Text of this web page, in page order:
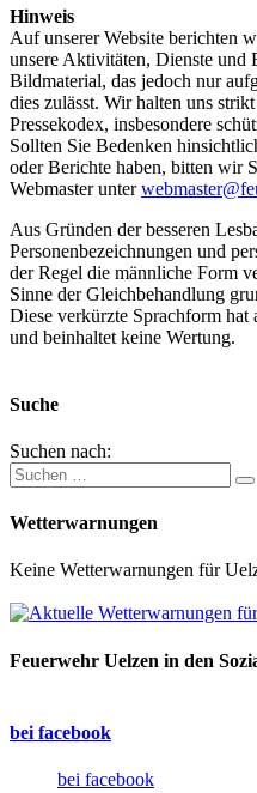
Hinweis
Auf unserer Website berichten
unsere Aktivitäten, Dienste und
Bildmaterial, das jedoch nur
dies zulässt. Wir halten uns
Pressekodex, insbesondere
Sollten Sie Bedenken
oder Berichte haben, bitten wir
Webmaster unter
Aus Gründen der besseren
Personenbezeichnungen und
der Regel die männliche Form
Sinne der Gleichbehandlung
Diese verkürzte Sprachform
und beinhaltet keine Wertung.
Suche
Suchen nach:
Wetterwarnungen
Keine Wetterwarnungen für
Feuerwehr Uelzen in den
bei facebook
bei facebook